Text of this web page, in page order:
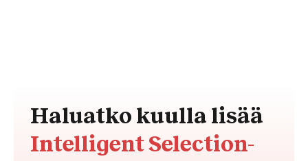
Haluatko kuulla lisää
Intelligent Selection-